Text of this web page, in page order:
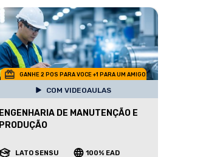
GANHE 2 POS PARA VOCE +1 PARA UM AMIGO
COM VIDEOAULAS
ENGENHARIA DE MANUTENÇÃO E
PRODUÇÃO
LATO SENSU 100% EAD